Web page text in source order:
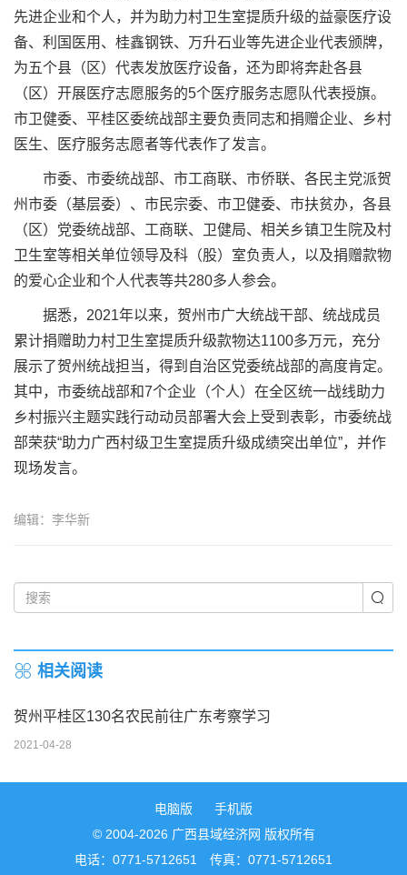
先进企业和个人，并为助力村卫生室提质升级的益豪医疗设
备、利国医用、桂鑫钢铁、万升石业等先进企业代表颁牌，
为五个县（区）代表发放医疗设备，还为即将奔赴各县
（区）开展医疗志愿服务的5个医疗服务志愿队代表授旗。
市卫健委、平桂区委统战部主要负责同志和捐赠企业、乡村
医生、医疗服务志愿者等代表作了发言。
市委、市委统战部、市工商联、市侨联、各民主党派贺
州市委（基层委）、市民宗委、市卫健委、市扶贫办，各县
（区）党委统战部、工商联、卫健局、相关乡镇卫生院及村
卫生室等相关单位领导及科（股）室负责人，以及捐赠款物
的爱心企业和个人代表等共280多人参会。
据悉，2021年以来，贺州市广大统战干部、统战成员
累计捐赠助力村卫生室提质升级款物达1100多万元，充分
展示了贺州统战担当，得到自治区党委统战部的高度肯定。
其中，市委统战部和7个企业（个人）在全区统一战线助力
乡村振兴主题实践行动动员部署大会上受到表彰，市委统战
部荣获“助力广西村级卫生室提质升级成绩突出单位”，并作
现场发言。
编辑：李华新
相关阅读
贺州平桂区130名农民前往广东考察学习
2021-04-28
电脑版
手机版
© 2004-2026 广西县域经济网 版权所有
电话：0771-5712651 传真：0771-5712651